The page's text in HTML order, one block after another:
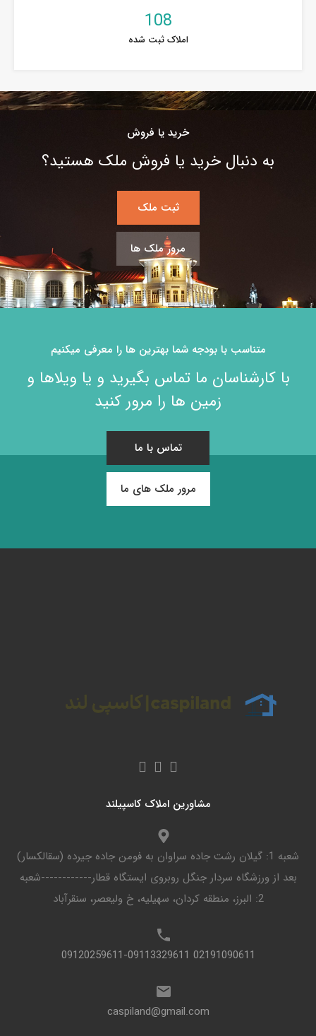
108
املاک ثبت شده
خرید یا فروش
به دنبال خرید یا فروش ملک هستید؟
ثبت ملک
مرور ملک ها
متناسب با بودجه شما بهترین ها را معرفی میکنیم
با کارشناسان ما تماس بگیرید و یا ویلاها و
زمین ها را مرور کنید
تماس با ما
مرور ملک های ما
مشاورین املاک کاسپیلند
شعبه 1: گیلان رشت جاده سراوان به فومن جاده جیرده (سقالکسار)
بعد از ورزشگاه سردار جنگل روبروی ایستگاه قطار------------شعبه
2: البرز، منطقه کردان، سهیلیه، خ ولیعصر، سنقرآباد
02191090611 09120259611-09113329611
caspiland@gmail.com